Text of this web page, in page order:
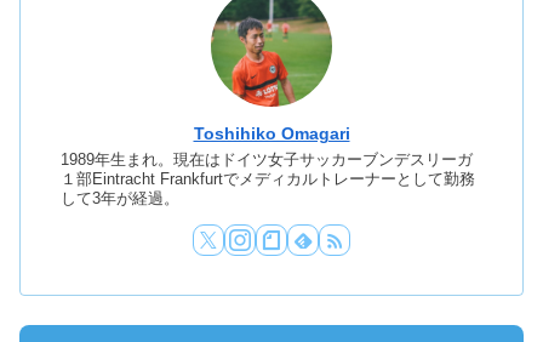
Toshihiko Omagari
1989年生まれ。現在はドイツ女子サッカーブンデスリーガ
１部Eintracht Frankfurtでメディカルトレーナーとして勤務
して3年が経過。